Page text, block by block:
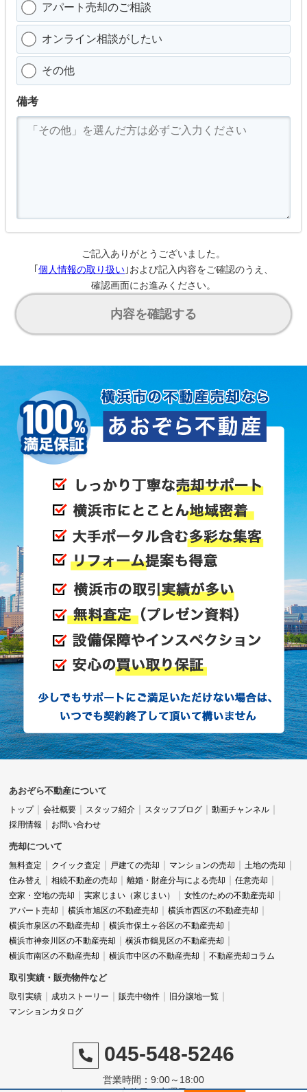
アパート売却のご相談
オンライン相談がしたい
その他
備考
ご記入ありがとうございました。
個人情報の取り扱い ｣および記入内容をご確認のうえ、
確認画面にお進みください。
内容を確認する
あおぞら不動産について
トップ 会社概要 スタッフ紹介 スタッフブログ
動画チャンネル
採用情報
お問い合わせ
売却について
無料査定 クイック査定 戸建ての売却 マンションの売却
土地の売却
住み替え
相続不動産の売却 離婚・財産分与による売却
任意売却
空家・空地の売却
実家じまい（家じまい）
女性のための不動産売却
アパート売却
横浜市旭区の不動産売却
横浜市西区の不動産売却
横浜市泉区の不動産売却
横浜市保土ヶ谷区の不動産売却
横浜市神奈川区の不動産売却
横浜市鶴見区の不動産売却
横浜市南区の不動産売却
横浜市中区の不動産売却 不動産売却コラム
取引実績・販売物件など
取引実績 成功ストーリー 販売中物件
旧分譲地一覧
マンションカタログ
045-548-5246
営業時間：9:00～18:00